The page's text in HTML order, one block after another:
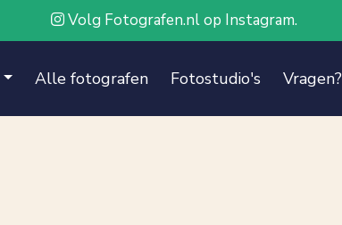
Volg Fotografen.nl op Instagram.
Alle fotografen Fotostudio's Vragen?